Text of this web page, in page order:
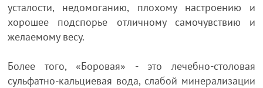
усталости, недомоганию, плохому настроению и
хорошее подспорье отличному самочувствию и
желаемому весу.
Более того, «Боровая» - это лечебно-столовая
сульфатно-кальциевая вода, слабой минерализации